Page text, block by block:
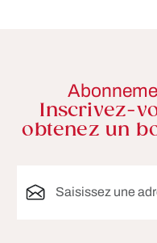
Inscrivez-
obtenez un